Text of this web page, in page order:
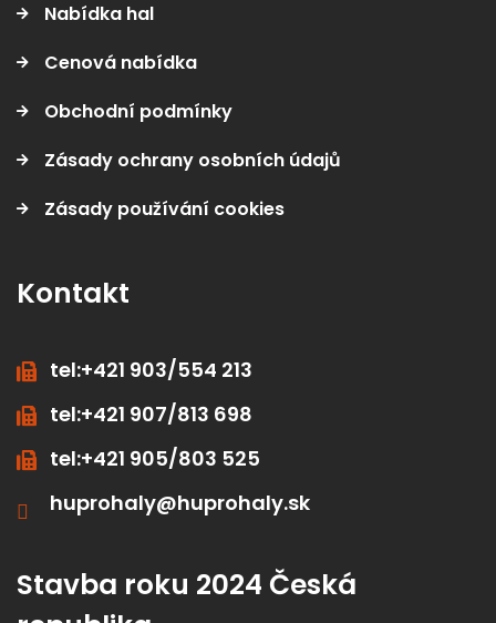
Nabídka hal
Cenová nabídka
Obchodní podmínky
Zásady ochrany osobních údajů
Zásady používání cookies
Kontakt
tel:+421 903/554 213
tel:+421 907/813 698
tel:+421 905/803 525
huprohaly@huprohaly.sk
Stavba roku 2024 Česká